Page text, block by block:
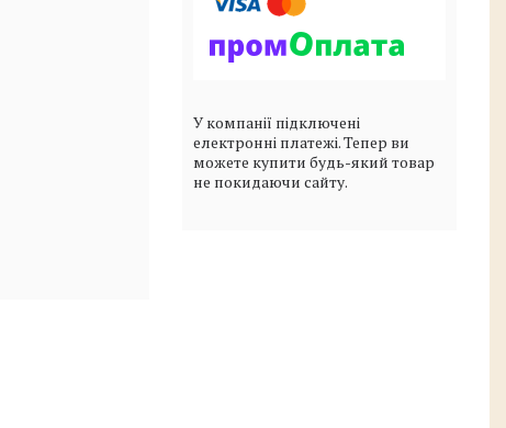
У компанії підключені
електронні платежі. Тепер ви
можете купити будь-який товар
не покидаючи сайту.